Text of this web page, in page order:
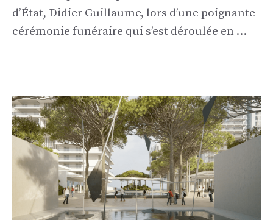
d’État, Didier Guillaume, lors d’une poignante
cérémonie funéraire qui s’est déroulée en …